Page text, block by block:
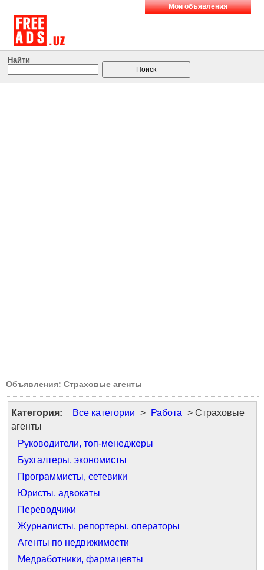
Мои объявления
Найти
Объявления: Страховые агенты
Категория: Все категории > Работа > Страховые
агенты
Руководители, топ-менеджеры
Бухгалтеры, экономисты
Программисты, сетевики
Юристы, адвокаты
Переводчики
Журналисты, репортеры, операторы
Агенты по недвижимости
Медработники, фармацевты